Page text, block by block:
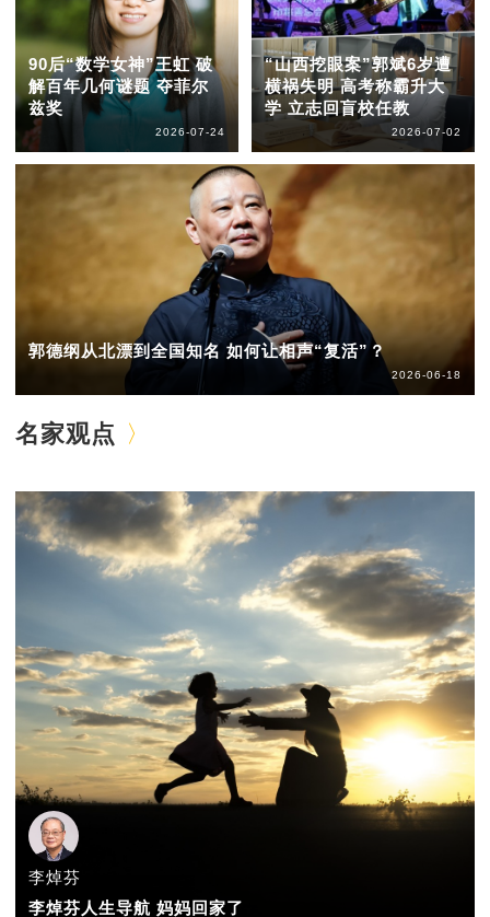
90后“数学女神”王虹 破
解百年几何谜题 夺菲尔
兹奖
2026-07-24
“山西挖眼案”郭斌6岁遭
横祸失明 高考称霸升大
学 立志回盲校任教
2026-07-02
郭德纲从北漂到全国知名 如何让相声“复活”？
2026-06-18
名家观点
李焯芬
李焯芬人生导航 妈妈回家了